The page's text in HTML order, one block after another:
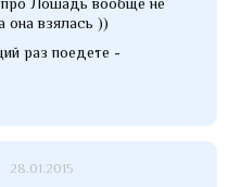
Лошадь вообще не
она взялась ))
раз поедете -
28.01.2015